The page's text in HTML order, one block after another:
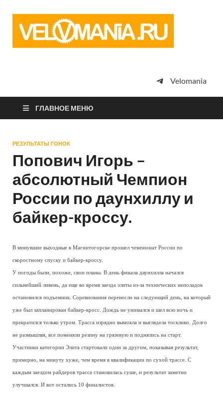
просто
Velomania
ГЛАВНОЕ МЕНЮ
РЕЗУЛЬТАТЫ ГОНОК
Попович Игорь –
абсолютный Чемпион
России по даунхиллу и
байкер-кроссу.
В минувшие выходные в Магнитогорске прошел чемпионат России по
скоростному спуску и байкер-кроссу.
У погоды были, похоже, свои планы. В день финала даунхилла начался
сильнейший ливень, да еще во время заезда элиты из-за технических неполадок
остановился подъемник. Соревнования перенесли на следующий день, на который
уже был запланирован байкер-кросс. Дождь не унимался и шел всю ночь и
прекратился только утром. Трасса изрядно вымокла и выглядела тоскливо. Долго
не размышляя, все поменяли резину на грязевую и поднялись на старт.
Участники категории Элита стартовали один за другим, показывая результат,
примерно, на минуту хуже, чем время в квалификации по сухой трассе. С
каждым заездом райдеров трасса становилась суше, и результат заметно
улучшался. И вот остались 10 финалистов.